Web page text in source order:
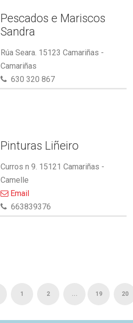
Pescados e Mariscos
Sandra
Rúa Seara. 15123 Camariñas -
Camariñas
630 320 867
Pinturas Liñeiro
Curros n 9. 15121 Camariñas -
Camelle
Email
663839376
1 2 ... 19 20